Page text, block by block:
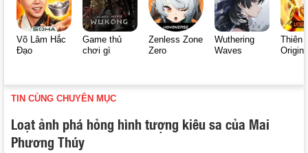
Võ Lâm Hắc
Đạo
Game thủ
chơi gì
Zenless Zone
Zero
Wuthering
Waves
Thiên
Origin
TIN CÙNG CHUYÊN MỤC
Loạt ảnh phá hỏng hình tượng kiêu sa của Mai
Phương Thúy